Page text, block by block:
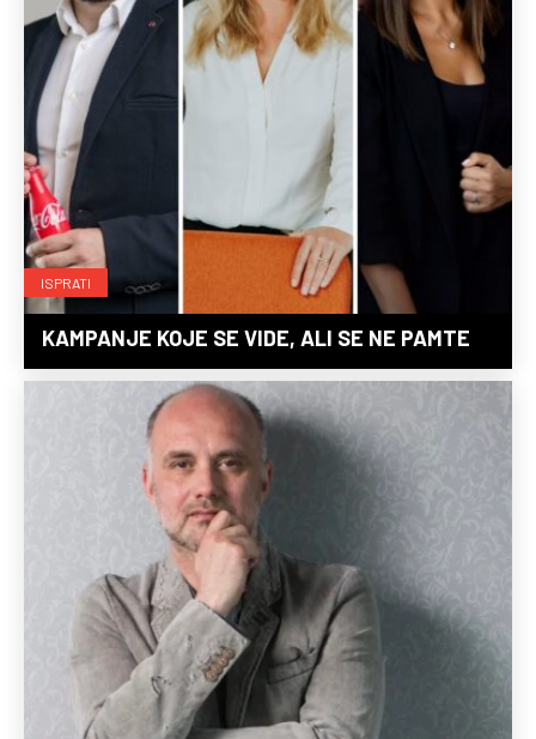
ISPRATI
KAMPANJE KOJE SE VIDE, ALI SE NE PAMTE